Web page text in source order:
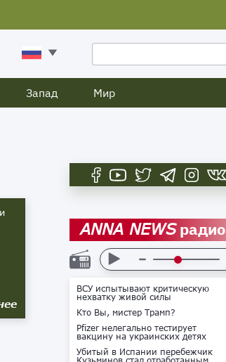
Запад Мир
ANNA NEWSрадио
ВСУ испытывают критическую
нехватку живой силы
Кто Вы, мистер Трамп?
Pfizer нелегально тестирует
вакцину на украинских детях
Убитый в Испании перебежчик